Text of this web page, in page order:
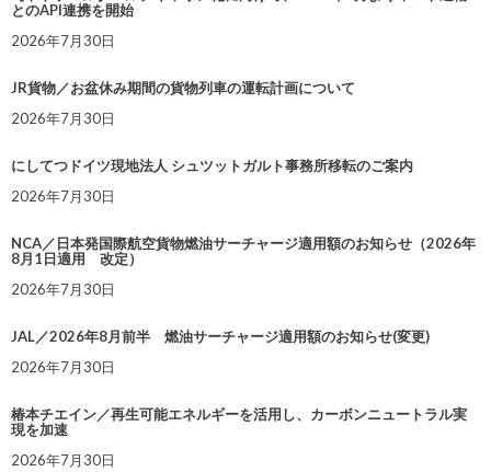
とのAPI連携を開始
2026年7月30日
JR貨物／お盆休み期間の貨物列車の運転計画について
2026年7月30日
にしてつドイツ現地法人 シュツットガルト事務所移転のご案内
2026年7月30日
NCA／日本発国際航空貨物燃油サーチャージ適用額のお知らせ（2026年
8月1日適用 改定）
2026年7月30日
JAL／2026年8月前半 燃油サーチャージ適用額のお知らせ(変更)
2026年7月30日
椿本チエイン／再生可能エネルギーを活用し、カーボンニュートラル実
現を加速
2026年7月30日